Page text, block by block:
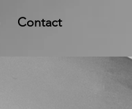
Contact